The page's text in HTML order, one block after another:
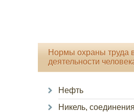
Нормы охраны труда
деятельности
Нефть
Никель,